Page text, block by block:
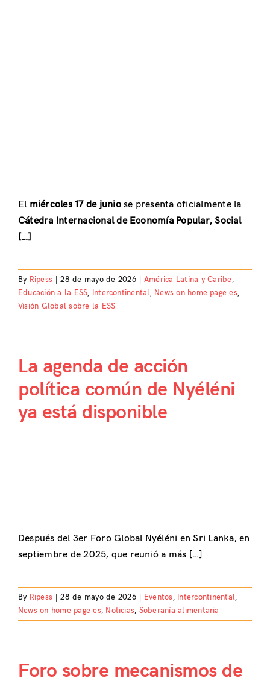
El miércoles 17 de juniose presenta oficialmente la
Cátedra Internacional de Economía Popular, Social
[…]
By Ripess | 28 de mayo de 2026 | América Latina y Caribe,
Educación a la ESS, Intercontinental, News on home page es,
Visión Global sobre la ESS
La agenda de acción
política común de Nyéléni
ya está disponible
Después del 3er Foro Global Nyéléni en Sri Lanka, en
septiembre de 2025, que reunió a más […]
By Ripess | 28 de mayo de 2026 | Eventos, Intercontinental,
News on home page es, Noticias, Soberanía alimentaria
Foro sobre mecanismos de